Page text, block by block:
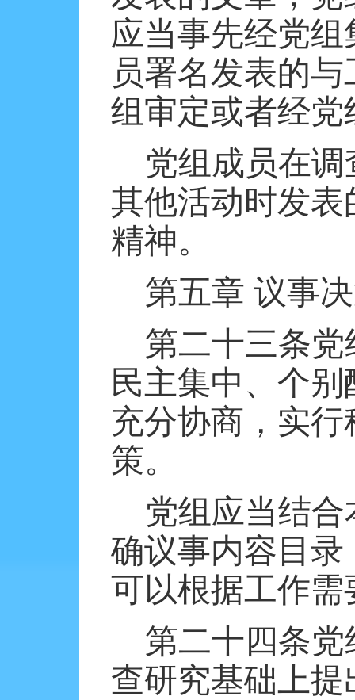
应当事先经党
员署名发表的
组审定或者经
党组成员在
其他活动时发
精神。
第五章 议事
第二十三条
民主集中、个
充分协商，实
策。
党组应当结
确议事内容目
可以根据工作
第二十四条
查研究基础上